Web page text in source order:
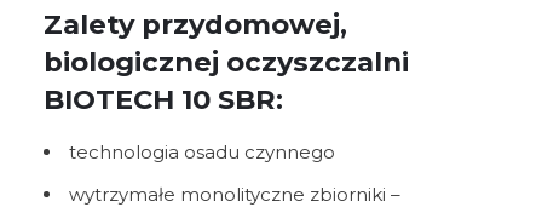
Zalety przydomowej,
biologicznej oczyszczalni
BIOTECH 10 SBR:
technologia osadu czynnego
wytrzymałe monolityczne zbiorniki –